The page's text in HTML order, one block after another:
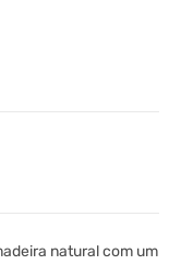
natural com um